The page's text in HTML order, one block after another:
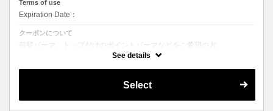
Terms of use
Expiration Date：
クーポンについて
前髪パーマ、トップだけのポイントパーマなどをご希望の方。
パーマのデザイン、髪の毛の長さにより施術時間、金額が前後すること
See details
Select